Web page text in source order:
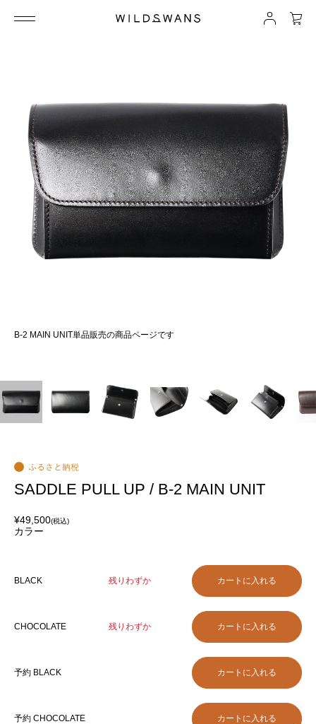
B-2 MAIN UNIT単品販売の商品ページです
SADDLE PULL UP / B-2 MAIN UNIT
¥49,500(税込)
カラー
BLACK 残りわずか
CHOCOLATE 残りわずか
予約 BLACK
予約 CHOCOLATE